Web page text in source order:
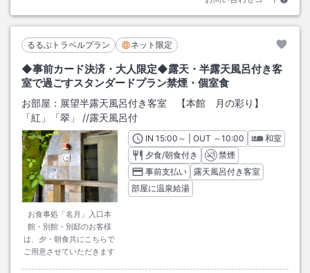
るるぶトラベルプラン ネット限定
◆事前カード決済・大人限定◆露天・半露天風呂付き客
室で過ごすスタンダードプラン禁煙・個室食
お部屋： 展望半露天風呂付き客室 【本館 月の彩り】
「紅」「翠」
//露天風呂付
お食事処「名月」入口本
館・別館・別邸のお客様
は、夕・朝食共にこちらで
ご用意させていただきます
INチェックイン
15:00 ～ | OUT チェックアウト
～10:00
和室
夕食/朝食付き
禁煙
事前支払い
露天風呂付き客室
部屋に温泉給湯